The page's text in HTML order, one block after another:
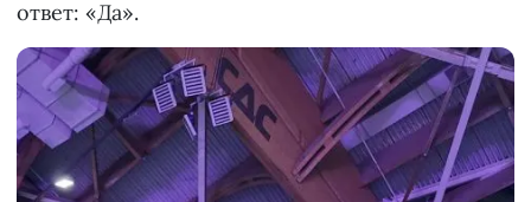
ответ: «Да».